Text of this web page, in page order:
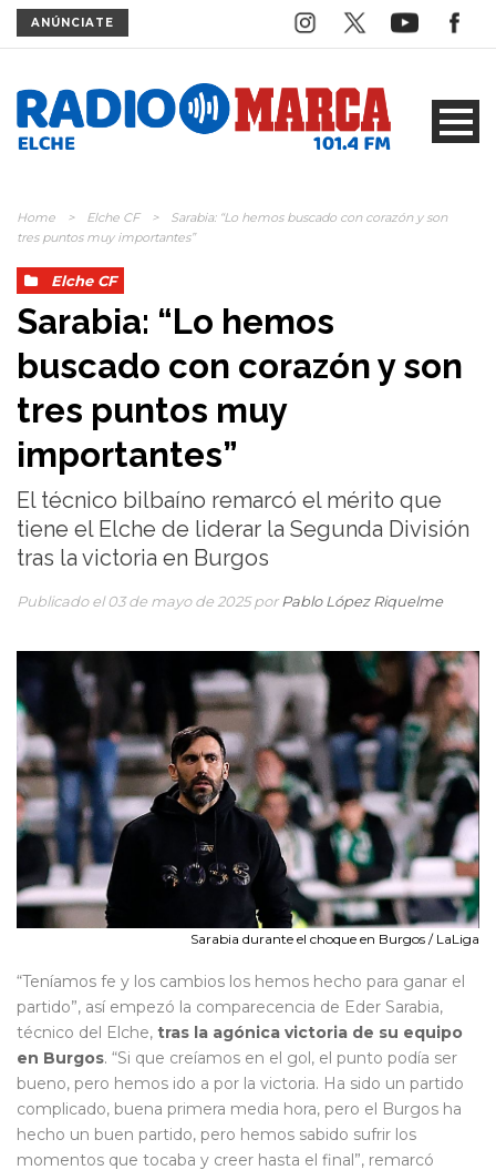
ANÚNCIATE
Home > Elche CF >
Sarabia: “Lo hemos buscado con corazón y son
tres puntos muy importantes”
Elche CF
Sarabia: “Lo hemos
buscado con corazón y son
tres puntos muy
importantes”
El técnico bilbaíno remarcó el mérito que
tiene el Elche de liderar la Segunda División
tras la victoria en Burgos
Publicado el 03 de mayo de 2025 por Pablo López Riquelme
Sarabia durante el choque en Burgos / LaLiga
“Teníamos fe y los cambios los hemos hecho para ganar el
partido”, así empezó la comparecencia de Eder Sarabia,
técnico del Elche, tras la agónica victoria de su equipo
en Burgos. “Si que creíamos en el gol, el punto podía ser
bueno, pero hemos ido a por la victoria. Ha sido un partido
complicado, buena primera media hora, pero el Burgos ha
hecho un buen partido, pero hemos sabido sufrir los
momentos que tocaba y creer hasta el final”, remarcó